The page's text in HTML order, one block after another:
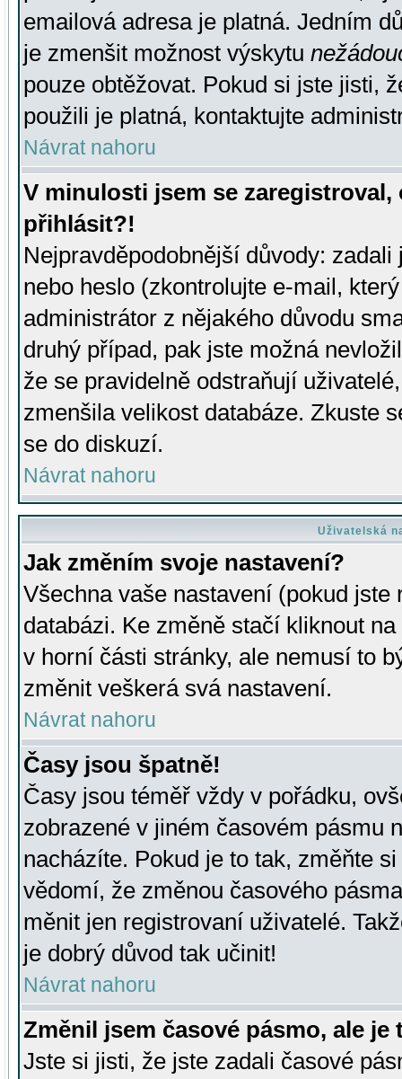
emailová adresa je platná. Jedním
je zmenšit možnost výskytu
pouze obtěžovat. Pokud si jste jisti,
použili je platná, kontaktujte
Návrat nahoru
V minulosti jsem se
přihlásit?!
Nejpravděpodobnější důvody:
nebo heslo (zkontrolujte e-mail,
administrátor z nějakého důvodu
druhý případ, pak jste možná
že se pravidelně odstraňují
zmenšila velikost databáze. Zkuste
se do diskuzí.
Návrat nahoru
Uživatelská
Jak změním svoje nastavení?
Všechna vaše nastavení (pokud
databázi. Ke změně stačí kliknout
v horní části stránky, ale nemusí to
změnit veškerá svá nastavení.
Návrat nahoru
Časy jsou špatně!
Časy jsou téměř vždy v pořádku,
zobrazené v jiném časovém pásmu
nacházíte. Pokud je to tak, změňte
vědomí, že změnou časového
měnit jen registrovaní uživatelé.
je dobrý důvod tak učinit!
Návrat nahoru
Změnil jsem časové pásmo, ale je
Jste si jisti, že jste zadali časové